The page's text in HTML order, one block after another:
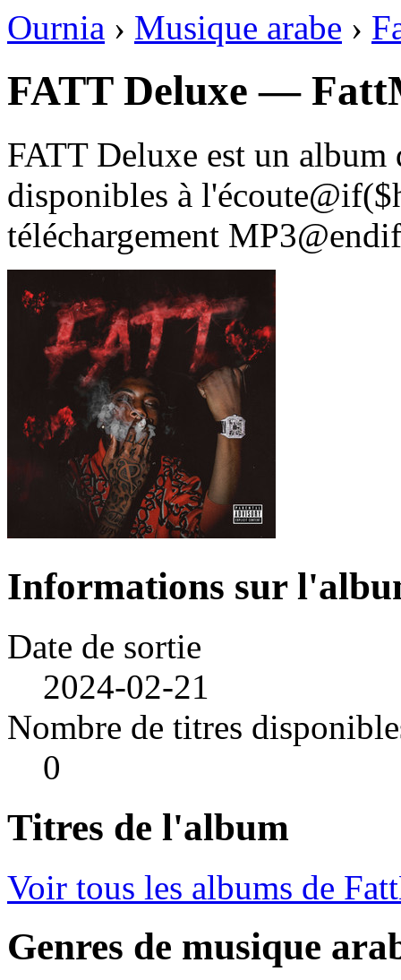
Ournia › Musique arabe ›
FATT Deluxe —
FATT Deluxe est un
disponibles à
téléchargement
Informations sur
Date de sortie
2024-02-21
Nombre de titres
0
Titres de l'album
Voir tous les albums de
Genres de musique